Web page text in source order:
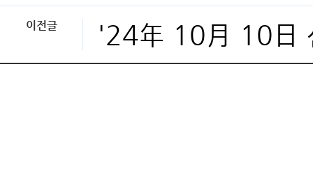
이전글 '24年 10月 10日